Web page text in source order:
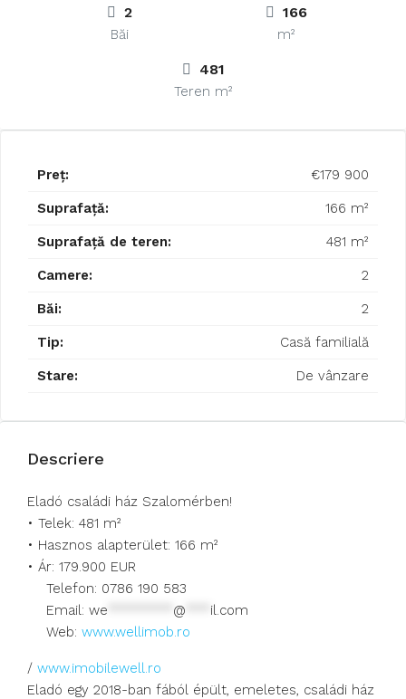
2
Băi
166
m²
481
Teren m²
Preț: €179 900
Suprafață: 166 m²
Suprafață de teren: 481 m²
Camere: 2
Băi: 2
Tip: Casă familială
Stare: De vânzare
Descriere
Eladó családi ház Szalomérben!
• Telek: 481 m²
• Hasznos alapterület: 166 m²
• Ár: 179.900 EUR
Telefon: 0786 190 583
Email: we @
il.com
Web: www.wellimob.ro
/ www.imobilewell.ro
Eladó egy 2018-ban fából épült, emeletes, családi ház